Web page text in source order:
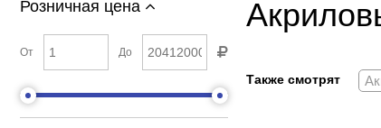
Розничная цена
От До
Также смотрят